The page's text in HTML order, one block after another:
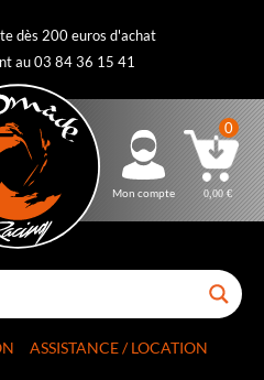
dès 200 euros d'achat
au 03 84 36 15 41
Mon compte
0
0,00€
ASSISTANCE / LOCATION